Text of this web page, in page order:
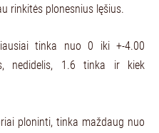
rinkitės plonesnius lęšius.
tinka nuo 0 iki +-4.00
nedidelis, 1.6 tinka ir kiek
ploninti, tinka maždaug nuo